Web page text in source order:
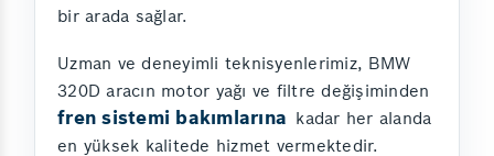
bir arada sağlar.
Uzman ve deneyimli teknisyenlerimiz, BMW
320D aracın motor yağı ve filtre değişiminden
fren sistemi bakımlarına kadar her alanda
en yüksek kalitede hizmet vermektedir.